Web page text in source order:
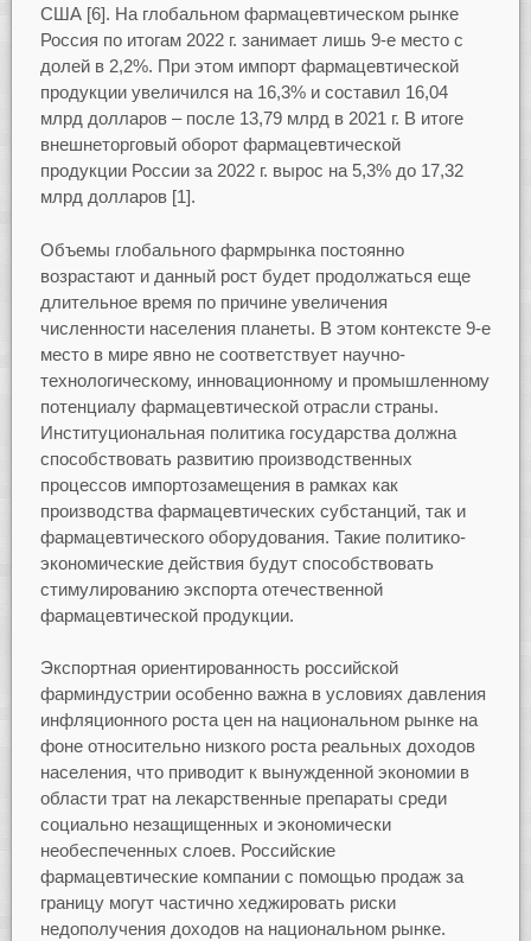
США [6]. На глобальном фармацевтическом рынке
Россия по итогам 2022 г. занимает лишь 9-е место с
долей в 2,2%. При этом импорт фармацевтической
продукции увеличился на 16,3% и составил 16,04
млрд долларов – после 13,79 млрд в 2021 г. В итоге
внешнеторговый оборот фармацевтической
продукции России за 2022 г. вырос на 5,3% до 17,32
млрд долларов [1].
Объемы глобального фармрынка постоянно
возрастают и данный рост будет продолжаться еще
длительное время по причине увеличения
численности населения планеты. В этом контексте 9-е
место в мире явно не соответствует научно-
технологическому, инновационному и промышленному
потенциалу фармацевтической отрасли страны.
Институциональная политика государства должна
способствовать развитию производственных
процессов импортозамещения в рамках как
производства фармацевтических субстанций, так и
фармацевтического оборудования. Такие политико-
экономические действия будут способствовать
стимулированию экспорта отечественной
фармацевтической продукции.
Экспортная ориентированность российской
фарминдустрии особенно важна в условиях давления
инфляционного роста цен на национальном рынке на
фоне относительно низкого роста реальных доходов
населения, что приводит к вынужденной экономии в
области трат на лекарственные препараты среди
социально незащищенных и экономически
необеспеченных слоев. Российские
фармацевтические компании с помощью продаж за
границу могут частично хеджировать риски
недополучения доходов на национальном рынке.